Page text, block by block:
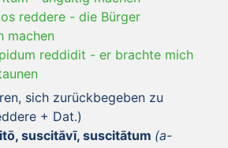
reddere - die Bürger
machen
reddidit - er brachte mich
sich zurückbegeben zu
+ Dat.)
suscitāvī, suscitātum (a-